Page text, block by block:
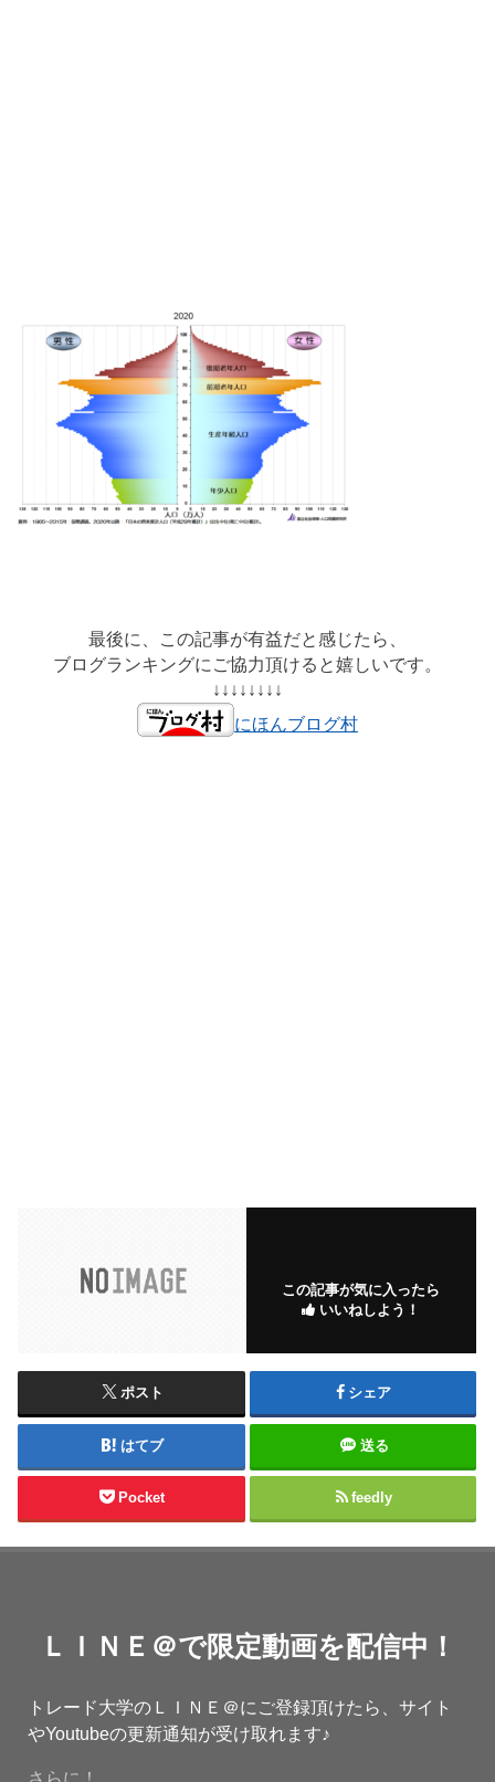
最後に、この記事が有益だと感じたら、
ブログランキングにご協力頂けると嬉しいです。
↓↓↓↓↓↓↓↓
にほんブログ村
この記事が気に入ったら
いいねしよう！
ポスト シェア
はてブ 送る
Pocket feedly
ＬＩＮＥ＠で限定動画を配信中！
トレード大学のＬＩＮＥ＠にご登録頂けたら、サイト
やYoutubeの更新通知が受け取れます♪
さらに！